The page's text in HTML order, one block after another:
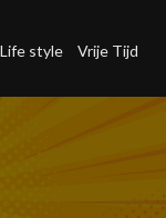
Life style
Vrije Tijd